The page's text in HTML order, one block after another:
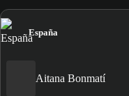
España
Aitana Bonmatí